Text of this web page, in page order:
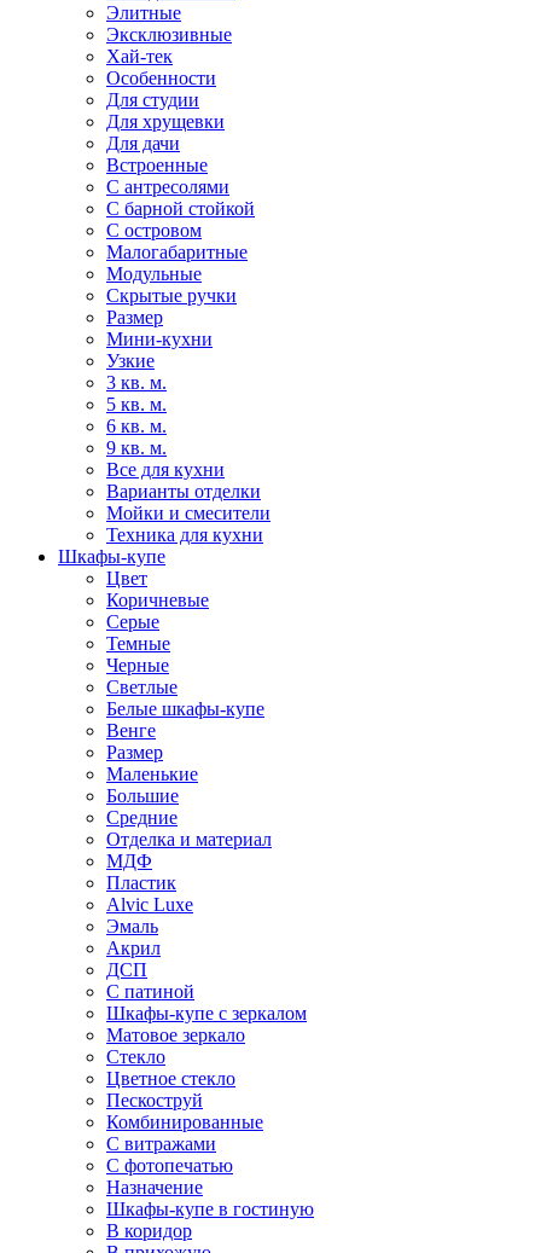
Элитные
Эксклюзивные
Хай-тек
Особенности
Для студии
Для хрущевки
Для дачи
Встроенные
С антресолями
С барной стойкой
С островом
Малогабаритные
Модульные
Скрытые ручки
Размер
Мини-кухни
Узкие
3 кв. м.
5 кв. м.
6 кв. м.
9 кв. м.
Все для кухни
Варианты отделки
Мойки и смесители
Техника для кухни
Шкафы-купе
Цвет
Коричневые
Серые
Темные
Черные
Светлые
Белые шкафы-купе
Венге
Размер
Маленькие
Большие
Средние
Отделка и материал
МДФ
Пластик
Alvic Luxe
Эмаль
Акрил
ДСП
С патиной
Шкафы-купе с зеркалом
Матовое зеркало
Стекло
Цветное стекло
Пескоструй
Комбинированные
С витражами
С фотопечатью
Назначение
Шкафы-купе в гостиную
В коридор